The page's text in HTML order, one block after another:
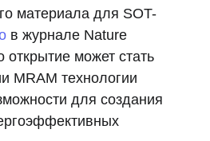
материала для SOT-
в журнале Nature
может стать
MRAM технологии
для создания